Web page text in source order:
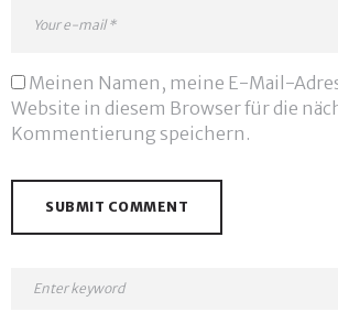
Meinen Namen, meine E-Mail-
Website in diesem Browser für die
Kommentierung speichern.